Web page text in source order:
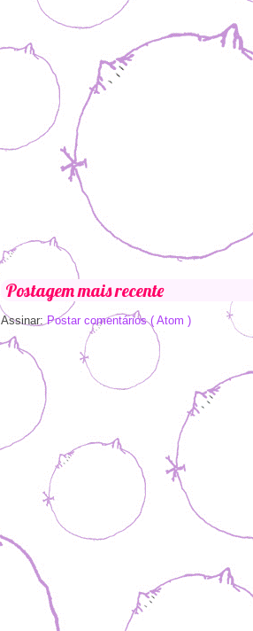
Postagem mais recente
Assinar:Postar comentários ( Atom )